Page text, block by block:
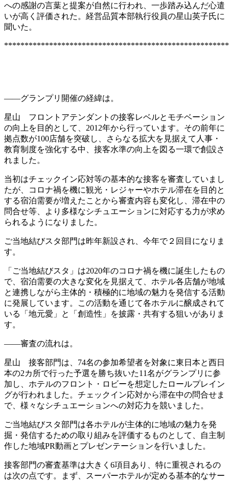
への感謝の言葉と提案が自然に行われ、一歩踏み込んだ心遣
いが高く評価された。経営品質本部執行役員の星山英子氏に
聞いた。
――グランプリ開催の経緯は。
星山 フロントアテンダントの接客レベルとモチベーション
の向上を目的として、2012年から行っています。その前年に
拠点数が100店舗を突破し、さらなる拡大を見据えて人事・
教育制度を強化する中、接客水準の向上を図る一環で創設さ
れました。
当初はチェックイン応対等の基本的な接客を審査していまし
たが、コロナ禍を機に観光・レジャーやホテル滞在を目的と
する宿泊需要が増えたことから審査内容も変化し、滞在中の
問合せ等、より多様なシチュエーションに対応する力が求め
られるようになりました。
ご当地結びスタ部門は昨年新設され、今年で２回目になりま
す。
「ご当地結びスタ」は2020年のコロナ禍を機に誕生したもの
で、宿泊需要の大きな変化を見据えて、ホテル各店舗が地域
と連携しながら主体的・積極的に地域の魅力を発信する活動
に発展しています。この活動を通じて各ホテルに醸成されて
いる「地元愛」と「創造性」を披露・共有する狙いがありま
す。
――審査の流れは。
星山 接客部門は、74名の参加希望者を対象に東日本と西日
本の2カ所で行った予選を勝ち抜いた11名がグランプリに参
加し、ホテルのフロント・ロビーを想定したロールプレイン
グが行われました。チェックイン応対から滞在中の問合せま
で、様々なシチュエーションへの対応力を競いました。
ご当地結びスタ部門は各ホテルが主体的に地域の魅力を発
掘・発信するための取り組みを評価するものとして、自主制
作した地域PR動画とプレゼンテーションを行いました。
接客部門の審査基準は大きく6項目あり、特に重視されるの
は次の点です。まず、スーパーホテルが定める基本的なサー